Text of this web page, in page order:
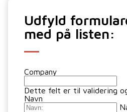
Udfyld
med på listen:
Company
Dette felt er til validering
Navn